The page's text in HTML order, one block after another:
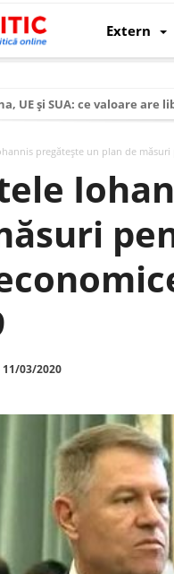
Extern
UE și SUA: ce valoare
economic al Chinei:
economic al Rusiei: de
obosit și Estul care
României în Uniunea
– ROExit pentru a
dezvoltă un nou cip AI
pregătește un plan de
11/03/2020